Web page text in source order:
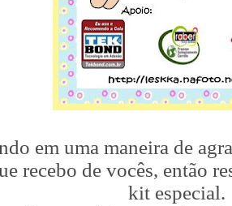
em uma maneira de
recebo de vocês, então
kit especial.